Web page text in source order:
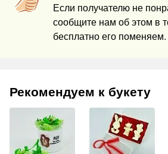
Если получателю не
сообщите нам об этом в
бесплатно его поменяем.
Рекомендуем к букету